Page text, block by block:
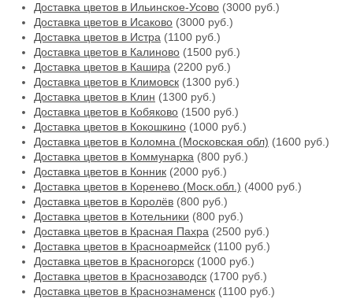
Доставка цветов в Ильинское-Усово (3000 руб.)
Доставка цветов в Исаково (3000 руб.)
Доставка цветов в Истра (1100 руб.)
Доставка цветов в Калиново (1500 руб.)
Доставка цветов в Кашира (2200 руб.)
Доставка цветов в Климовск (1300 руб.)
Доставка цветов в Клин (1300 руб.)
Доставка цветов в Кобяково (1500 руб.)
Доставка цветов в Кокошкино (1000 руб.)
Доставка цветов в Коломна (Московская обл) (1600 руб.)
Доставка цветов в Коммунарка (800 руб.)
Доставка цветов в Конник (2000 руб.)
Доставка цветов в Коренево (Моск.обл.) (4000 руб.)
Доставка цветов в Королёв (800 руб.)
Доставка цветов в Котельники (800 руб.)
Доставка цветов в Красная Пахра (2500 руб.)
Доставка цветов в Красноармейск (1100 руб.)
Доставка цветов в Красногорск (1000 руб.)
Доставка цветов в Краснозаводск (1700 руб.)
Доставка цветов в Краснознаменск (1100 руб.)